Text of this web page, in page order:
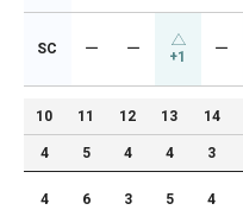
SC ー ー +1 ー
10 11 12 13 14
4 5 4 4 3
4 6 3 5 4